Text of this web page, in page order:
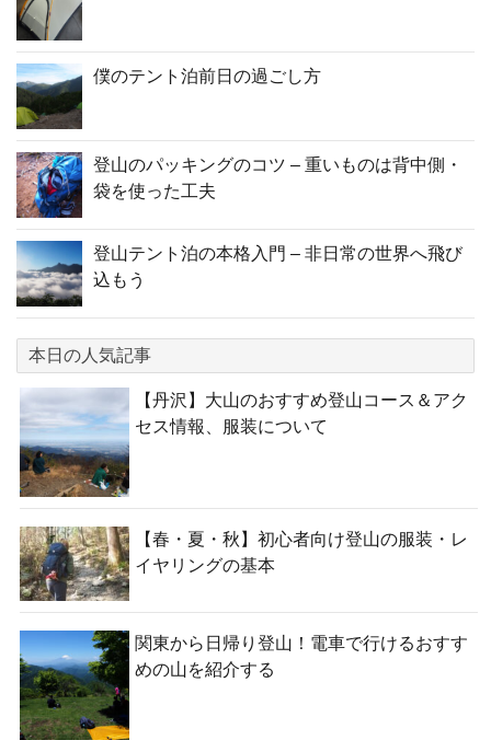
僕のテント泊前日の過ごし方
登山のパッキングのコツ – 重いものは背中側・
袋を使った工夫
登山テント泊の本格入門 – 非日常の世界へ飛び
込もう
本日の人気記事
【丹沢】大山のおすすめ登山コース＆アク
セス情報、服装について
【春・夏・秋】初心者向け登山の服装・レ
イヤリングの基本
関東から日帰り登山！電車で行けるおすす
めの山を紹介する